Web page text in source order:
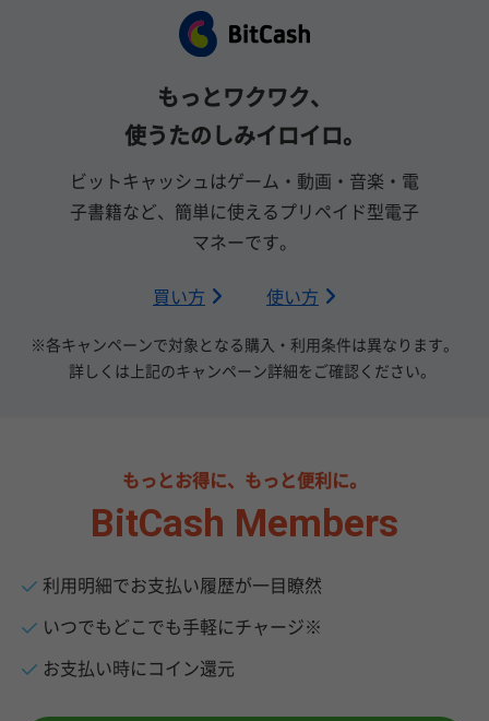
もっとワクワク、
使うたのしみイロイロ。
ビットキャッシュはゲーム・動画・音楽・電
子書籍など、簡単に使えるプリペイド型電子
マネーです。
買い方 使い方
※各キャンペーンで対象となる購入・利用条件は異なります。
詳しくは上記のキャンペーン詳細をご確認ください。
もっとお得に、もっと便利に。
BitCash Members
利用明細でお支払い履歴が一目瞭然
いつでもどこでも手軽にチャージ※
お支払い時にコイン還元